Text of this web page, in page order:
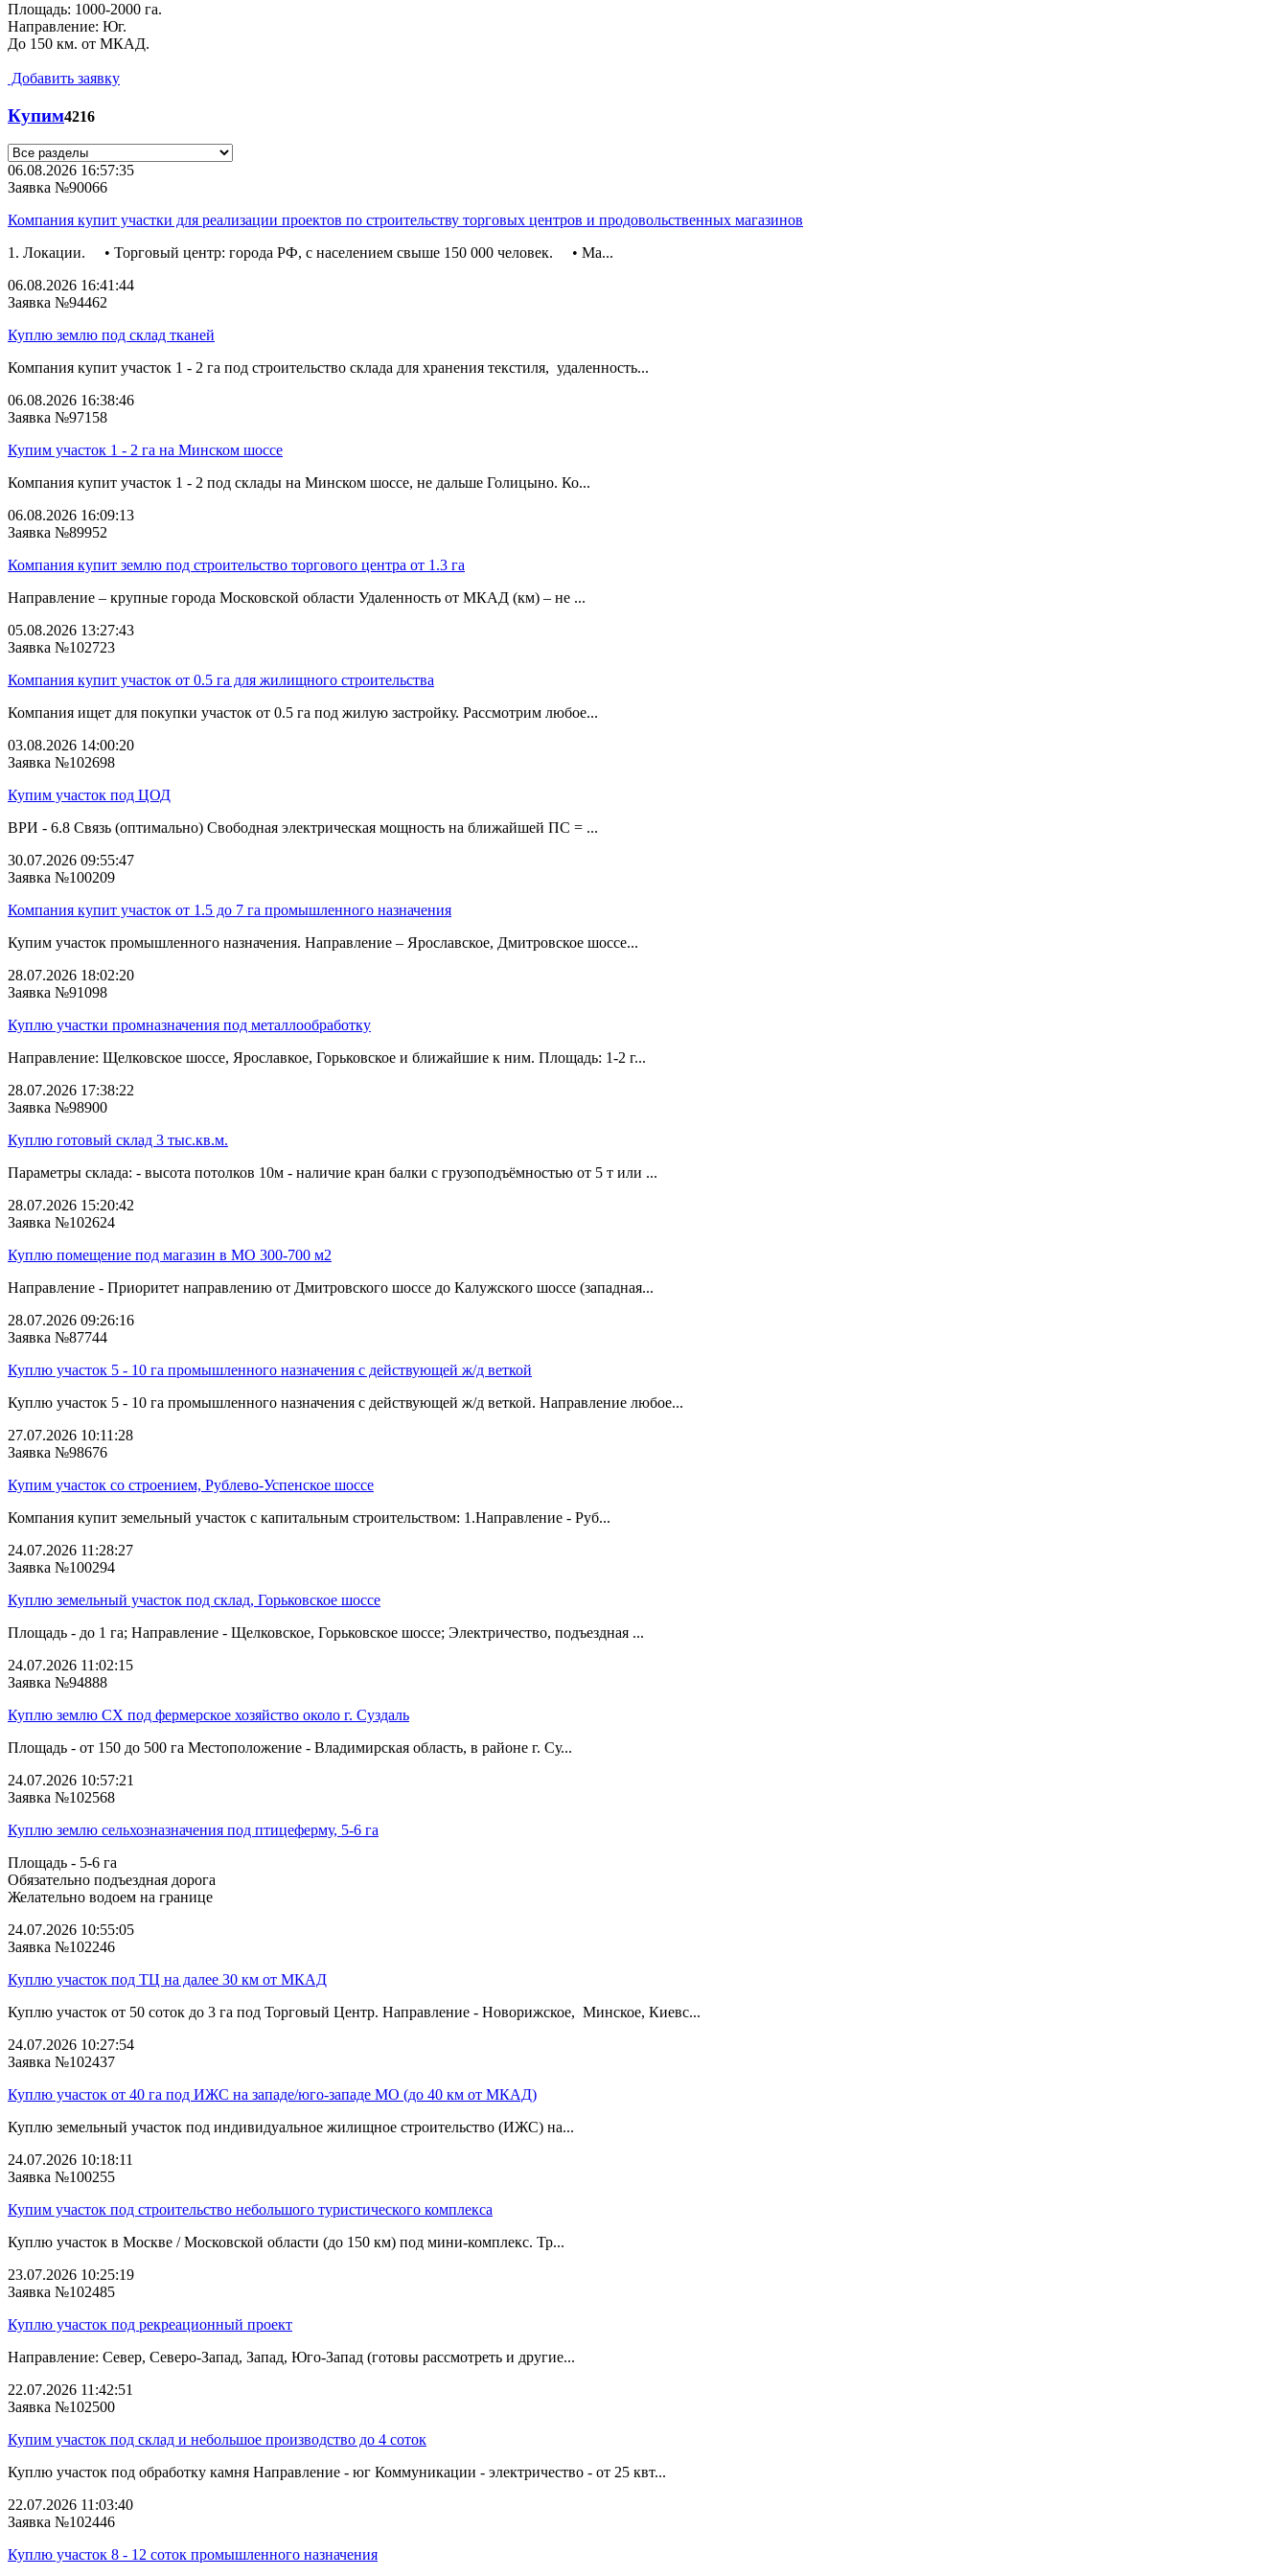
Площадь: 1000-2000 га.
Направление: Юг.
До 150 км. от МКАД.
Добавить заявку
Купим4216
06.08.2026 16:57:35
Заявка №90066
Компания купит участки для реализации проектов по строительству торговых центров и продовольственных магазинов
1. Локации. • Торговый центр: города РФ, с населением свыше 150 000 человек. • Ма...
06.08.2026 16:41:44
Заявка №94462
Куплю землю под склад тканей
Компания купит участок 1 - 2 га под строительство склада для хранения текстиля, удаленность...
06.08.2026 16:38:46
Заявка №97158
Купим участок 1 - 2 га на Минском шоссе
Компания купит участок 1 - 2 под склады на Минском шоссе, не дальше Голицыно. Ко...
06.08.2026 16:09:13
Заявка №89952
Компания купит землю под строительство торгового центра от 1.3 га
Направление – крупные города Московской области Удаленность от МКАД (км) – не ...
05.08.2026 13:27:43
Заявка №102723
Компания купит участок от 0.5 га для жилищного строительства
Компания ищет для покупки участок от 0.5 га под жилую застройку. Рассмотрим любое...
03.08.2026 14:00:20
Заявка №102698
Купим участок под ЦОД
ВРИ - 6.8 Связь (оптимально) Свободная электрическая мощность на ближайшей ПС = ...
30.07.2026 09:55:47
Заявка №100209
Компания купит участок от 1.5 до 7 га промышленного назначения
Купим участок промышленного назначения. Направление – Ярославское, Дмитровское шоссе...
28.07.2026 18:02:20
Заявка №91098
Куплю участки промназначения под металлообработку
Направление: Щелковское шоссе, Ярославкое, Горьковское и ближайшие к ним. Площадь: 1-2 г...
28.07.2026 17:38:22
Заявка №98900
Куплю готовый склад 3 тыс.кв.м.
Параметры склада: - высота потолков 10м - наличие кран балки с грузоподъёмностью от 5 т или ...
28.07.2026 15:20:42
Заявка №102624
Куплю помещение под магазин в МО 300-700 м2
Направление - Приоритет направлению от Дмитровского шоссе до Калужского шоссе (западная...
28.07.2026 09:26:16
Заявка №87744
Куплю участок 5 - 10 га промышленного назначения с действующей ж/д веткой
Куплю участок 5 - 10 га промышленного назначения с действующей ж/д веткой. Направление любое...
27.07.2026 10:11:28
Заявка №98676
Купим участок со строением, Рублево-Успенское шоссе
Компания купит земельный участок с капитальным строительством: 1.Направление - Руб...
24.07.2026 11:28:27
Заявка №100294
Куплю земельный участок под склад, Горьковское шоссе
Площадь - до 1 га; Направление - Щелковское, Горьковское шоссе; Электричество, подъездная ...
24.07.2026 11:02:15
Заявка №94888
Куплю землю СХ под фермерское хозяйство около г. Суздаль
Площадь - от 150 до 500 га Местоположение - Владимирская область, в районе г. Су...
24.07.2026 10:57:21
Заявка №102568
Куплю землю сельхозназначения под птицеферму, 5-6 га
Площадь - 5-6 га
Обязательно подъездная дорога
Желательно водоем на границе
24.07.2026 10:55:05
Заявка №102246
Куплю участок под ТЦ на далее 30 км от МКАД
Куплю участок от 50 соток до 3 га под Торговый Центр. Направление - Новорижское, Минское, Киевс...
24.07.2026 10:27:54
Заявка №102437
Куплю участок от 40 га под ИЖС на западе/юго‑западе МО (до 40 км от МКАД)
Куплю земельный участок под индивидуальное жилищное строительство (ИЖС) на...
24.07.2026 10:18:11
Заявка №100255
Купим участок под строительство небольшого туристического комплекса
Куплю участок в Москве / Московской области (до 150 км) под мини-комплекс. Тр...
23.07.2026 10:25:19
Заявка №102485
Куплю участок под рекреационный проект
Направление: Север, Северо-Запад, Запад, Юго-Запад (готовы рассмотреть и другие...
22.07.2026 11:42:51
Заявка №102500
Купим участок под склад и небольшое производство до 4 соток
Куплю участок под обработку камня Направление - юг Коммуникации - электричество - от 25 квт...
22.07.2026 11:03:40
Заявка №102446
Куплю участок 8 - 12 соток промышленного назначения